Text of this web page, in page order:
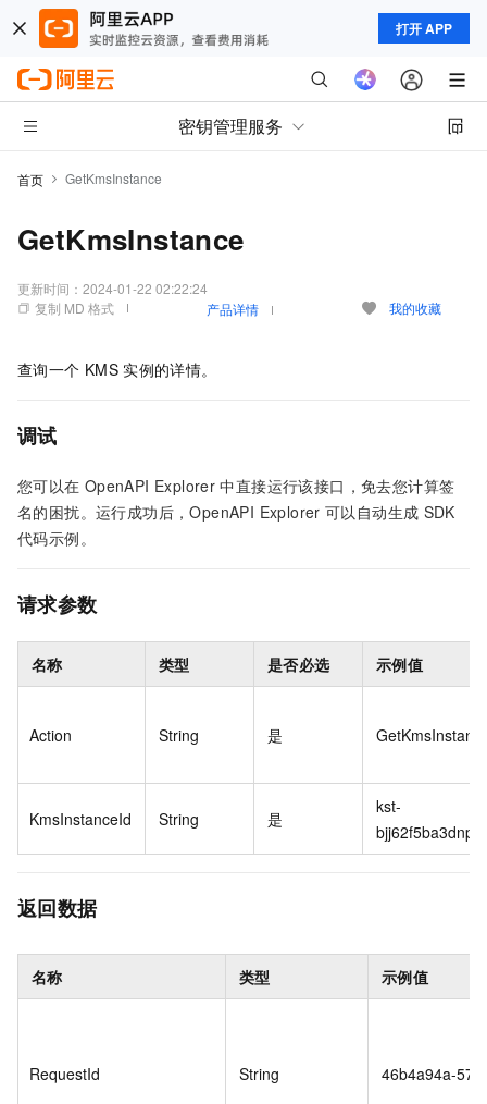
打开 APP
密钥管理服务
首页 GetKmsInstance
GetKmsInstance
更新时间： 2024-01-22 02:22:24
复制 MD 格式
产品详情 我的收藏
查询一个 KMS 实例的详情。
调试
您可以在 OpenAPI Explorer 中直接运行该接口，免去您计算签
名的困扰。运行成功后，OpenAPI Explorer 可以自动生成 SDK
代码示例。
请求参数
名称 类型 是否必选 示例值
Action String 是
KmsInstanceId String 是
kst-
返回数据
名称 类型 示例值
RequestId String 46b4a94a-